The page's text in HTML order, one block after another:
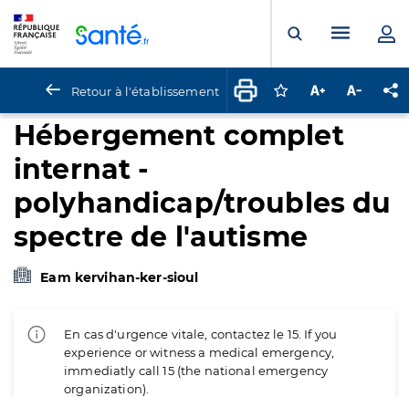
Ouvrir laMenu
Retour à l'établissement Connectez-vous
Augmenter la
Hébergement complet
internat -
polyhandicap/troubles du
spectre de l'autisme
Eam kervihan-ker-sioul
En cas d'urgence vitale, contactez le 15. If you
experience or witness a medical emergency,
immediatly call 15 (the national emergency
organization).